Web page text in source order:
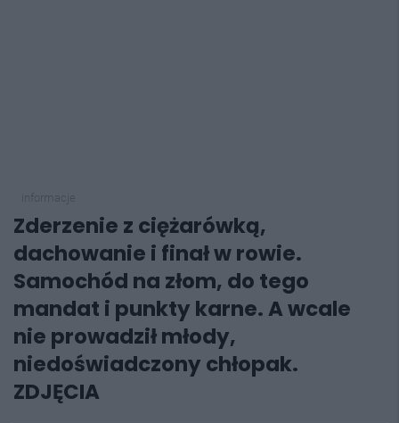
Zderzenie z ciężarówką,
dachowanie i finał w rowie.
Samochód na złom, do tego
mandat i punkty karne. A wcale
nie prowadził młody,
niedoświadczony chłopak.
ZDJĘCIA